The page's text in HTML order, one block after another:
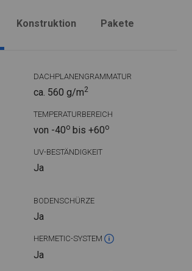
Konstruktion Pakete
DACHPLANENGRAMMATUR
ca. 560 g/m2
TEMPERATURBEREICH
von -40obis +60o
UV-BESTÄNDIGKEIT
Ja
BODENSCHÜRZE
Ja
HERMETIC-SYSTEM
Ja